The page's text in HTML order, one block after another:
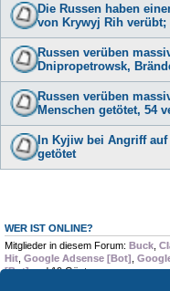
Die Russen haben
von Krywyj Rih verübt;
Russen verüben
Dnipropetrowsk,
Russen verüben
Menschen getötet, 54
In Kyjiw bei Angriff
getötet
WER IST ONLINE?
Mitglieder in diesem Forum: Buck
Hit Google Adsense [Bot]
[Bot]und 19 Gäste